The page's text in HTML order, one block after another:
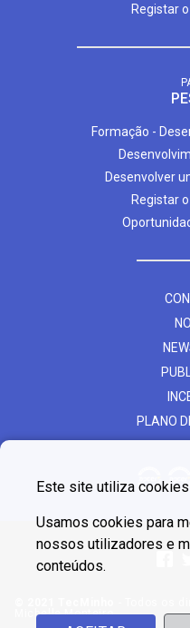
Registar
Formação -
Desenvolver
Registar
PLANO
Michelle Monteiro
Este site utiliza cookies
Usamos cookies para
nossos utilizadores e
conteúdos.